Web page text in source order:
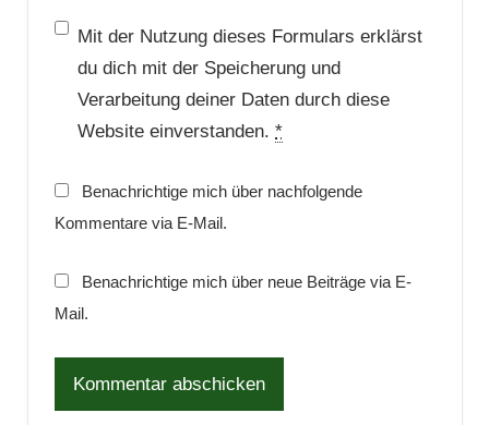
Mit der Nutzung dieses Formulars erklärst
du dich mit der Speicherung und
Verarbeitung deiner Daten durch diese
Website einverstanden. *
Benachrichtige mich über nachfolgende
Kommentare via E-Mail.
Benachrichtige mich über neue Beiträge via E-
Mail.